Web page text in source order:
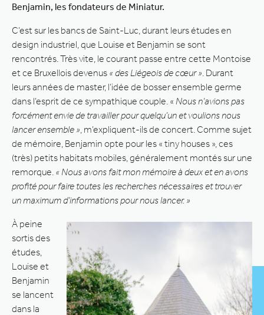
Benjamin, les fondateurs de Miniatur.
C’est sur les bancs de Saint-Luc, durant leurs études en
design industriel, que Louise et Benjamin se sont
rencontrés. Très vite, le courant passe entre cette Montoise
et ce Bruxellois devenus « des Liégeois de cœur » . Durant
leurs années de master, l’idée de bosser ensemble germe
dans l’esprit de ce sympathique couple. « Nous n’avions pas
forcément envie de travailler pour quelqu’un et voulions nous
lancer ensemble » , m’expliquent-ils de concert. Comme sujet
de mémoire, Benjamin opte pour les « tiny houses », ces
(très) petits habitats mobiles, généralement montés sur une
remorque. « Nous avons fait mon mémoire à deux et en avons
profité pour faire toutes les recherches nécessaires et trouver
un maximum d’informations pour nous lancer. »
À peine
sortis des
études,
Louise et
Benjamin
se lancent
dans la